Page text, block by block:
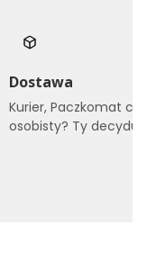
Dostawa
Kurier, Paczkomat
osobisty? Ty